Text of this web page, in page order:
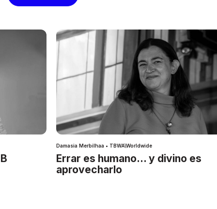
Damasia Merbilhaa • TBWA\Worldwide
Errar es humano… y divino es
aprovecharlo